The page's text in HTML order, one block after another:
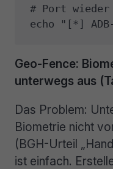
# Port wieder
echo "[*]
Geo-Fence:
unterwegs aus
Das Problem:
Biometrie nicht
(BGH-Urteil
ist einfach.